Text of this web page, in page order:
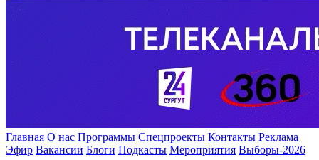
Главная О нас Программы Спецпроекты Контакты Реклама
Эфир Вакансии Блоги Подкасты Мероприятия Выборы-2026